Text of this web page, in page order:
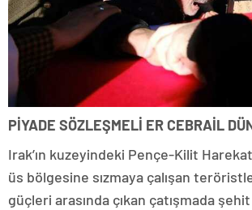
PİYADE SÖZLEŞMELİ ER CEBRAİL
Irak’ın kuzeyindeki Pençe-Kilit
üs bölgesine sızmaya çalışan
güçleri arasında çıkan çatışmada